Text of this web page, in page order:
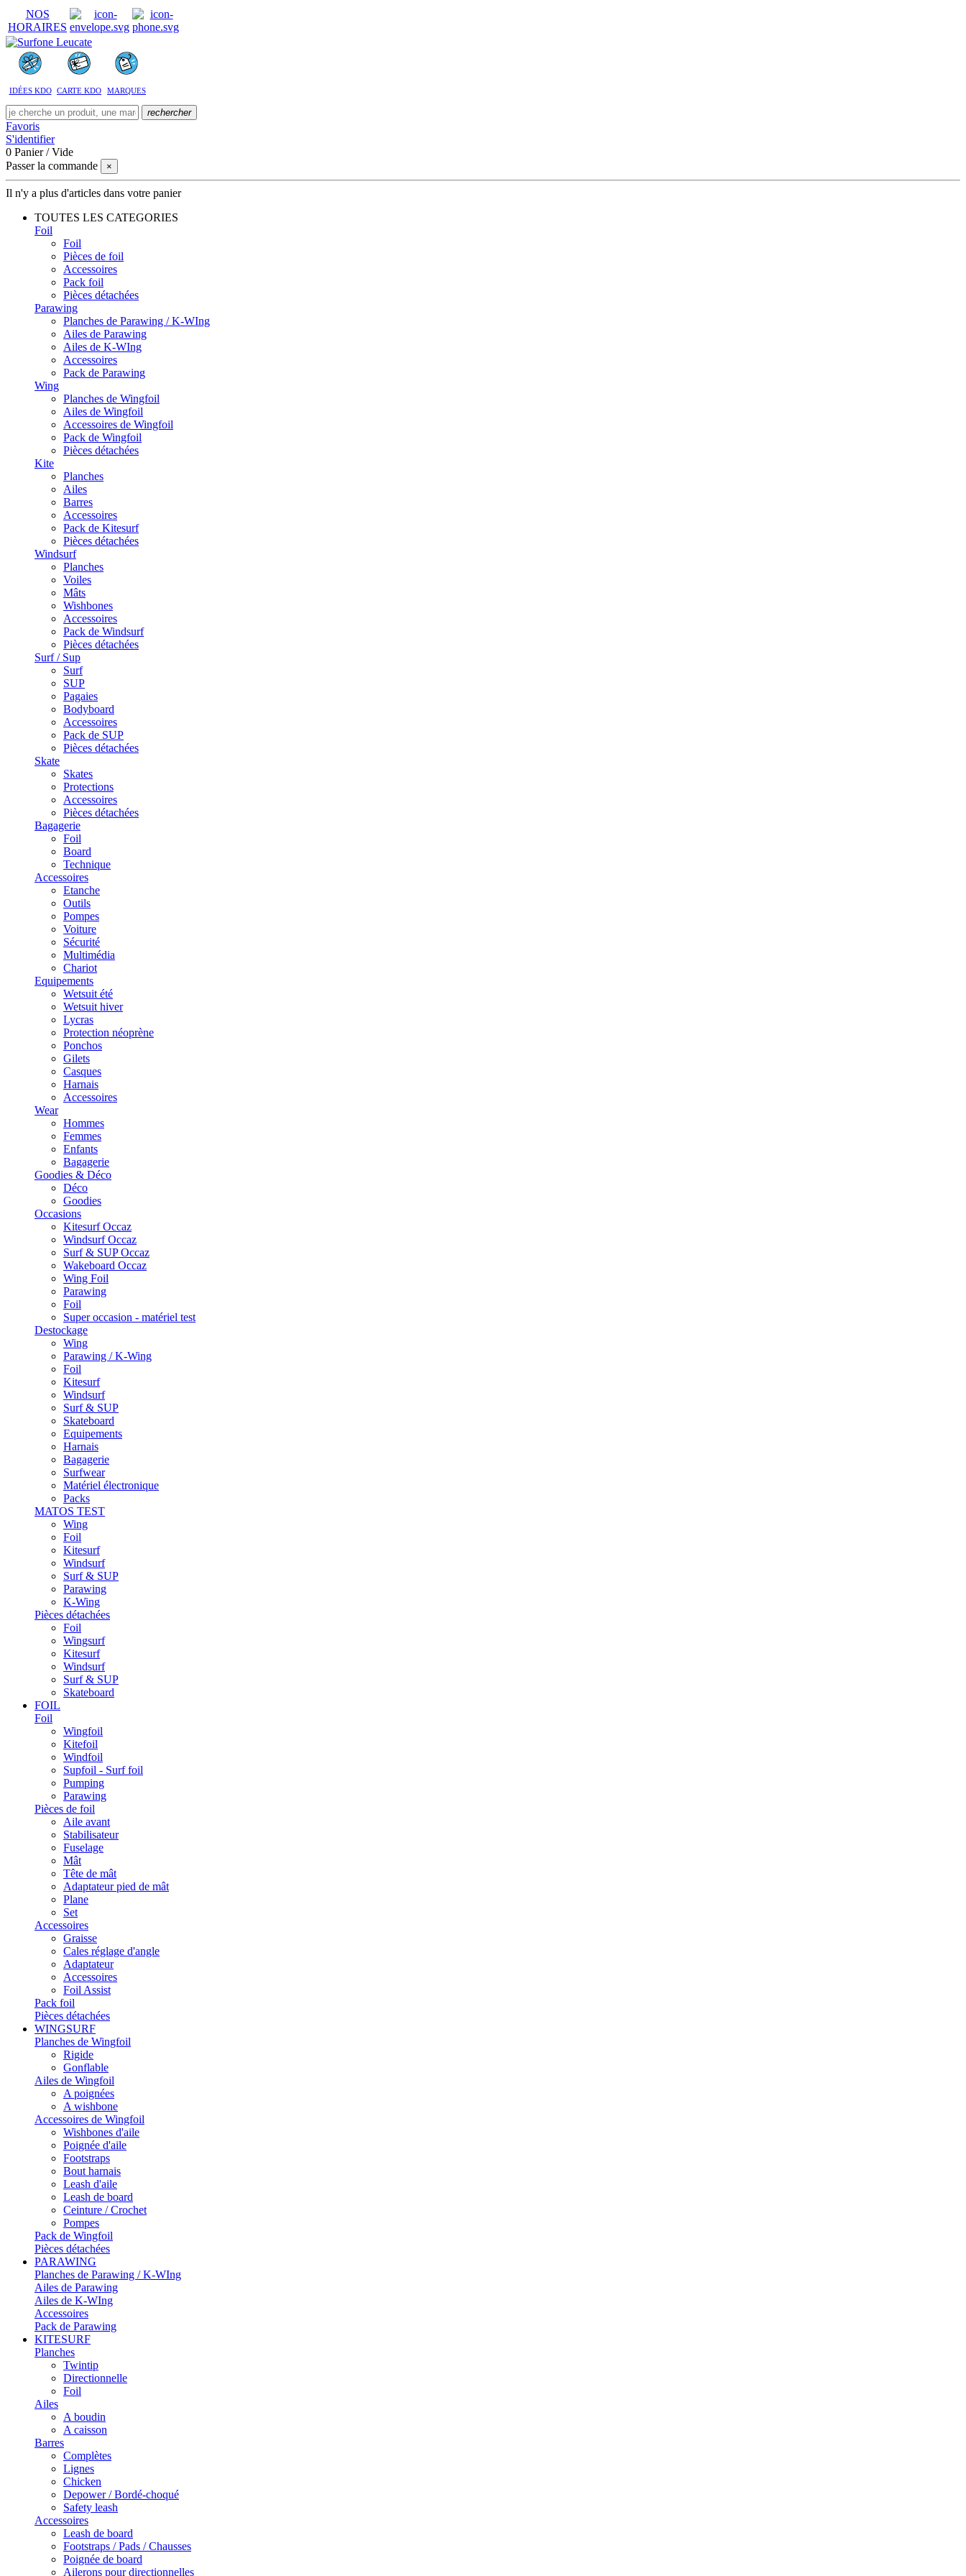
NOS
HORAIRES
IDÉES KDO CARTE KDO MARQUES
rechercher
Favoris
S'identifier
0 Panier /Vide
Passer la commande
×
Il n'y a plus d'articles dans votre panier
TOUTES LES CATEGORIES
Foil
Foil
Pièces de foil
Accessoires
Pack foil
Pièces détachées
Parawing
Planches de Parawing / K-WIng
Ailes de Parawing
Ailes de K-WIng
Accessoires
Pack de Parawing
Wing
Planches de Wingfoil
Ailes de Wingfoil
Accessoires de Wingfoil
Pack de Wingfoil
Pièces détachées
Kite
Planches
Ailes
Barres
Accessoires
Pack de Kitesurf
Pièces détachées
Windsurf
Planches
Voiles
Mâts
Wishbones
Accessoires
Pack de Windsurf
Pièces détachées
Surf / Sup
Surf
SUP
Pagaies
Bodyboard
Accessoires
Pack de SUP
Pièces détachées
Skate
Skates
Protections
Accessoires
Pièces détachées
Bagagerie
Foil
Board
Technique
Accessoires
Etanche
Outils
Pompes
Voiture
Sécurité
Multimédia
Chariot
Equipements
Wetsuit été
Wetsuit hiver
Lycras
Protection néoprène
Ponchos
Gilets
Casques
Harnais
Accessoires
Wear
Hommes
Femmes
Enfants
Bagagerie
Goodies & Déco
Déco
Goodies
Occasions
Kitesurf Occaz
Windsurf Occaz
Surf & SUP Occaz
Wakeboard Occaz
Wing Foil
Parawing
Foil
Super occasion - matériel test
Destockage
Wing
Parawing / K-Wing
Foil
Kitesurf
Windsurf
Surf & SUP
Skateboard
Equipements
Harnais
Bagagerie
Surfwear
Matériel électronique
Packs
MATOS TEST
Wing
Foil
Kitesurf
Windsurf
Surf & SUP
Parawing
K-Wing
Pièces détachées
Foil
Wingsurf
Kitesurf
Windsurf
Surf & SUP
Skateboard
FOIL
Foil
Wingfoil
Kitefoil
Windfoil
Supfoil - Surf foil
Pumping
Parawing
Pièces de foil
Aile avant
Stabilisateur
Fuselage
Mât
Tête de mât
Adaptateur pied de mât
Plane
Set
Accessoires
Graisse
Cales réglage d'angle
Adaptateur
Accessoires
Foil Assist
Pack foil
Pièces détachées
WINGSURF
Planches de Wingfoil
Rigide
Gonflable
Ailes de Wingfoil
A poignées
A wishbone
Accessoires de Wingfoil
Wishbones d'aile
Poignée d'aile
Footstraps
Bout harnais
Leash d'aile
Leash de board
Ceinture / Crochet
Pompes
Pack de Wingfoil
Pièces détachées
PARAWING
Planches de Parawing / K-WIng
Ailes de Parawing
Ailes de K-WIng
Accessoires
Pack de Parawing
KITESURF
Planches
Twintip
Directionnelle
Foil
Ailes
A boudin
A caisson
Barres
Complètes
Lignes
Chicken
Depower / Bordé-choqué
Safety leash
Accessoires
Leash de board
Footstraps / Pads / Chausses
Poignée de board
Ailerons pour directionnelles